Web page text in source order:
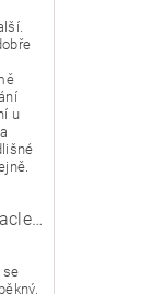
BABYSTORE
u
Těhotenská riflová sukně s laclem Rialto Wingles 01753
se